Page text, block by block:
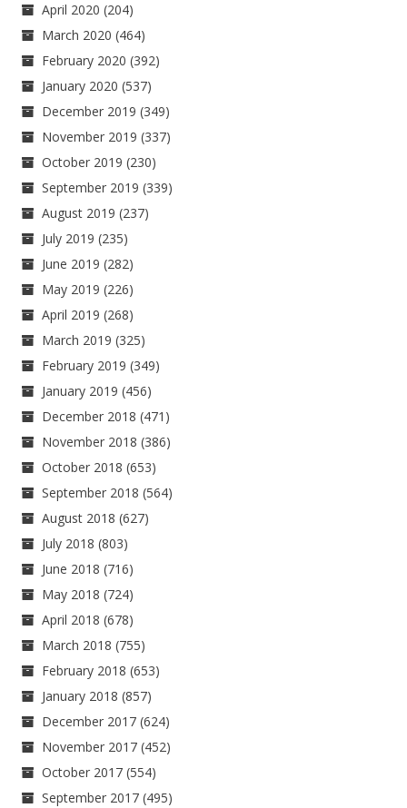
April 2020 (204)
March 2020 (464)
February 2020 (392)
January 2020 (537)
December 2019 (349)
November 2019 (337)
October 2019 (230)
September 2019 (339)
August 2019 (237)
July 2019 (235)
June 2019 (282)
May 2019 (226)
April 2019 (268)
March 2019 (325)
February 2019 (349)
January 2019 (456)
December 2018 (471)
November 2018 (386)
October 2018 (653)
September 2018 (564)
August 2018 (627)
July 2018 (803)
June 2018 (716)
May 2018 (724)
April 2018 (678)
March 2018 (755)
February 2018 (653)
January 2018 (857)
December 2017 (624)
November 2017 (452)
October 2017 (554)
September 2017 (495)